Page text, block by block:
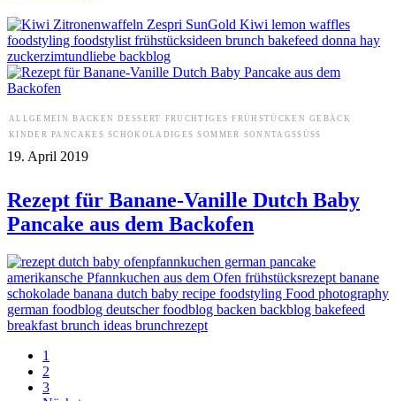
ALLGEMEIN BACKEN DESSERT FRUCHTIGES FRÜHSTÜCKEN
GEBÄCK
KINDER
PANCAKES SCHOKOLADIGES SOMMER SONNTAGSSÜSS
19. April 2019
Rezept für Banane-Vanille Dutch Baby
Pancake aus dem Backofen
1
2
3